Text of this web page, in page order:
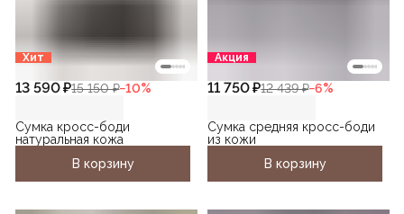
Хит
13 590 ₽15 150 ₽−10%
Сумка кросс-боди
натуральная кожа
В корзину
Акция
11 750 ₽12 439 ₽−6%
Сумка средняя кросс-боди
из кожи
В корзину